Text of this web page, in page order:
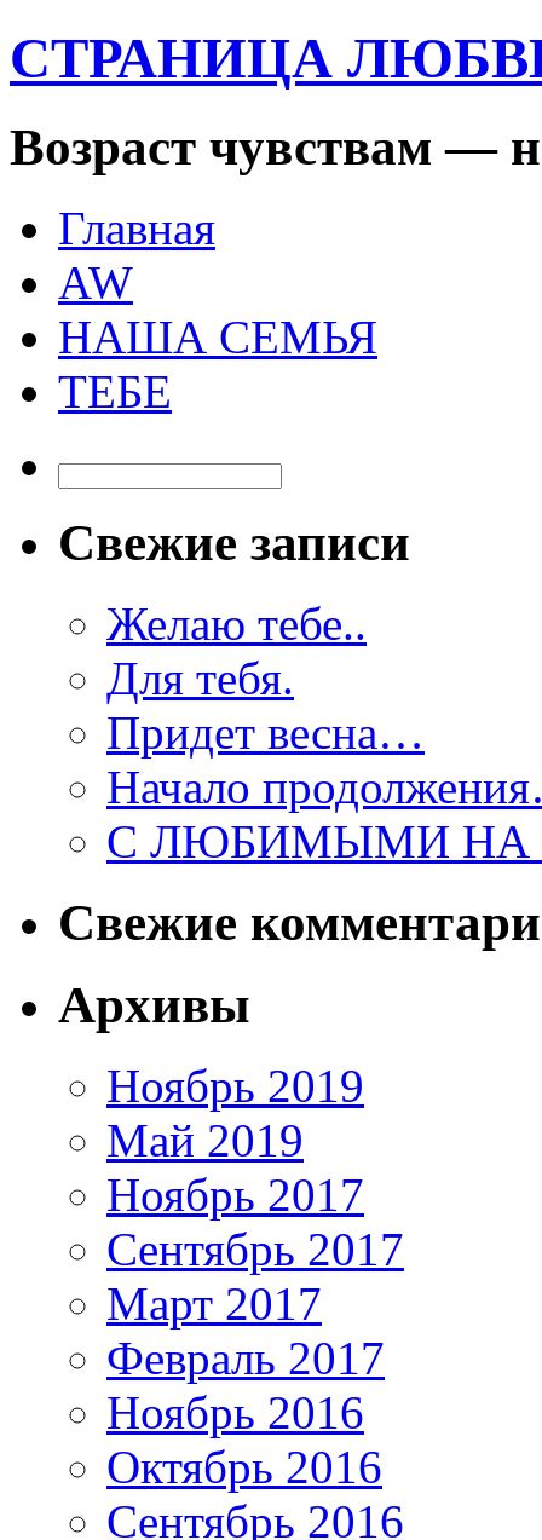
СТРАНИЦА
Возраст чувствам —
Главная
AW
НАША СЕМЬЯ
ТЕБЕ
Свежие записи
Желаю тебе..
Для тебя.
Придет весна…
Начало
С ЛЮБИМЫМИ НА
Свежие
Архивы
Ноябрь 2019
Май 2019
Ноябрь 2017
Сентябрь 2017
Март 2017
Февраль 2017
Ноябрь 2016
Октябрь 2016
Сентябрь 2016